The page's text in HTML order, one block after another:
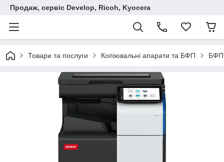
Продаж, сервіс Develop, Ricoh, Kyocera
Товари та послуги Копіювальні апарати та БФП БФП